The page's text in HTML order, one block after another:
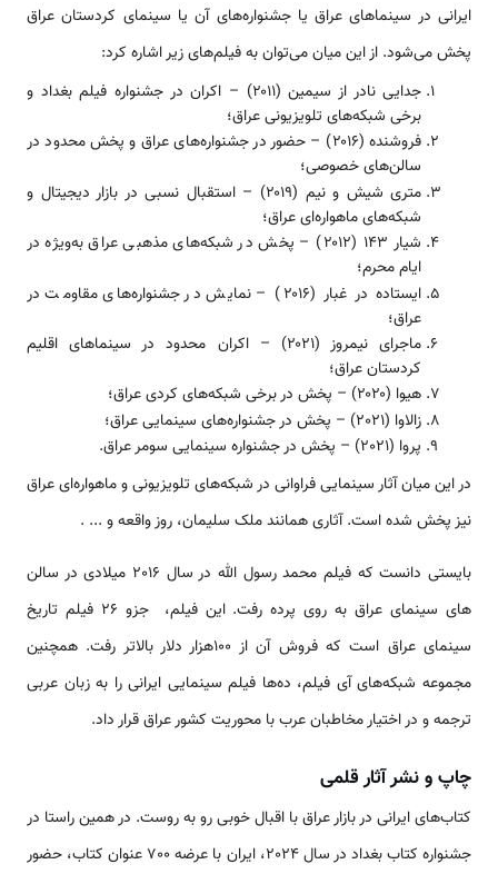
ایرانی در سینماهای عراق یا جشنواره‌های آن یا سینمای کردستان عراق
پخش می‌شود. از این میان می‌توان به فیلم‌های زیر اشاره کرد:
جدایی نادر از سیمین (۲۰۱۱) – اکران در جشنواره فیلم بغداد و
برخی شبکه‌های تلویزیونی عراق؛
فروشنده (۲۰۱۶) – حضور در جشنواره‌های عراق و پخش محدود در
سالن‌های خصوصی؛
متری شیش و نیم (۲۰۱۹) – استقبال نسبی در بازار دیجیتال و
شبکه‌های ماهواره‌ای عراق؛
شیار ۱۴۳ (۲۰۱۲) – پخش در شبکه‌های مذهبی عراق به‌ویژه در
ایام محرم؛
ایستاده در غبار (۲۰۱۶) – نمایش در جشنواره‌های مقاومت در
عراق؛
ماجرای نیمروز (۲۰۲۱) – اکران محدود در سینماهای اقلیم
کردستان عراق؛
هیوا (۲۰۲۰) – پخش در برخی شبکه‌های کردی عراق؛
زالاوا (2021) – پخش در جشنواره‌های سینمایی عراق؛
پروا (2021) – پخش در جشنواره سینمایی سومر عراق.
در این میان آثار سینمایی فراوانی در شبکه‌های تلویزیونی و ماهواره‌ای عراق
نیز پخش شده است. آثاری همانند ملک سلیمان، روز واقعه و ... .
بایستی دانست که فیلم محمد رسول الله در سال 2016 میلادی در سالن
های سینمای عراق به روی پرده رفت. این فیلم، جزو 26 فیلم تاریخ
سینمای عراق است که فروش آن از 100هزار دلار بالاتر رفت. همچنین
مجموعه شبکه‌های آی فیلم، ده‌ها فیلم سینمایی ایرانی را به زبان عربی
ترجمه و در اختیار مخاطبان عرب با محوریت کشور عراق قرار داد.
چاپ و نشر آثار قلمی
کتاب‌های ایرانی در بازار عراق با اقبال خوبی رو به روست. در همین راستا در
جشنواره کتاب بغداد در سال 2024، ایران با عرضه 700 عنوان کتاب، حضور